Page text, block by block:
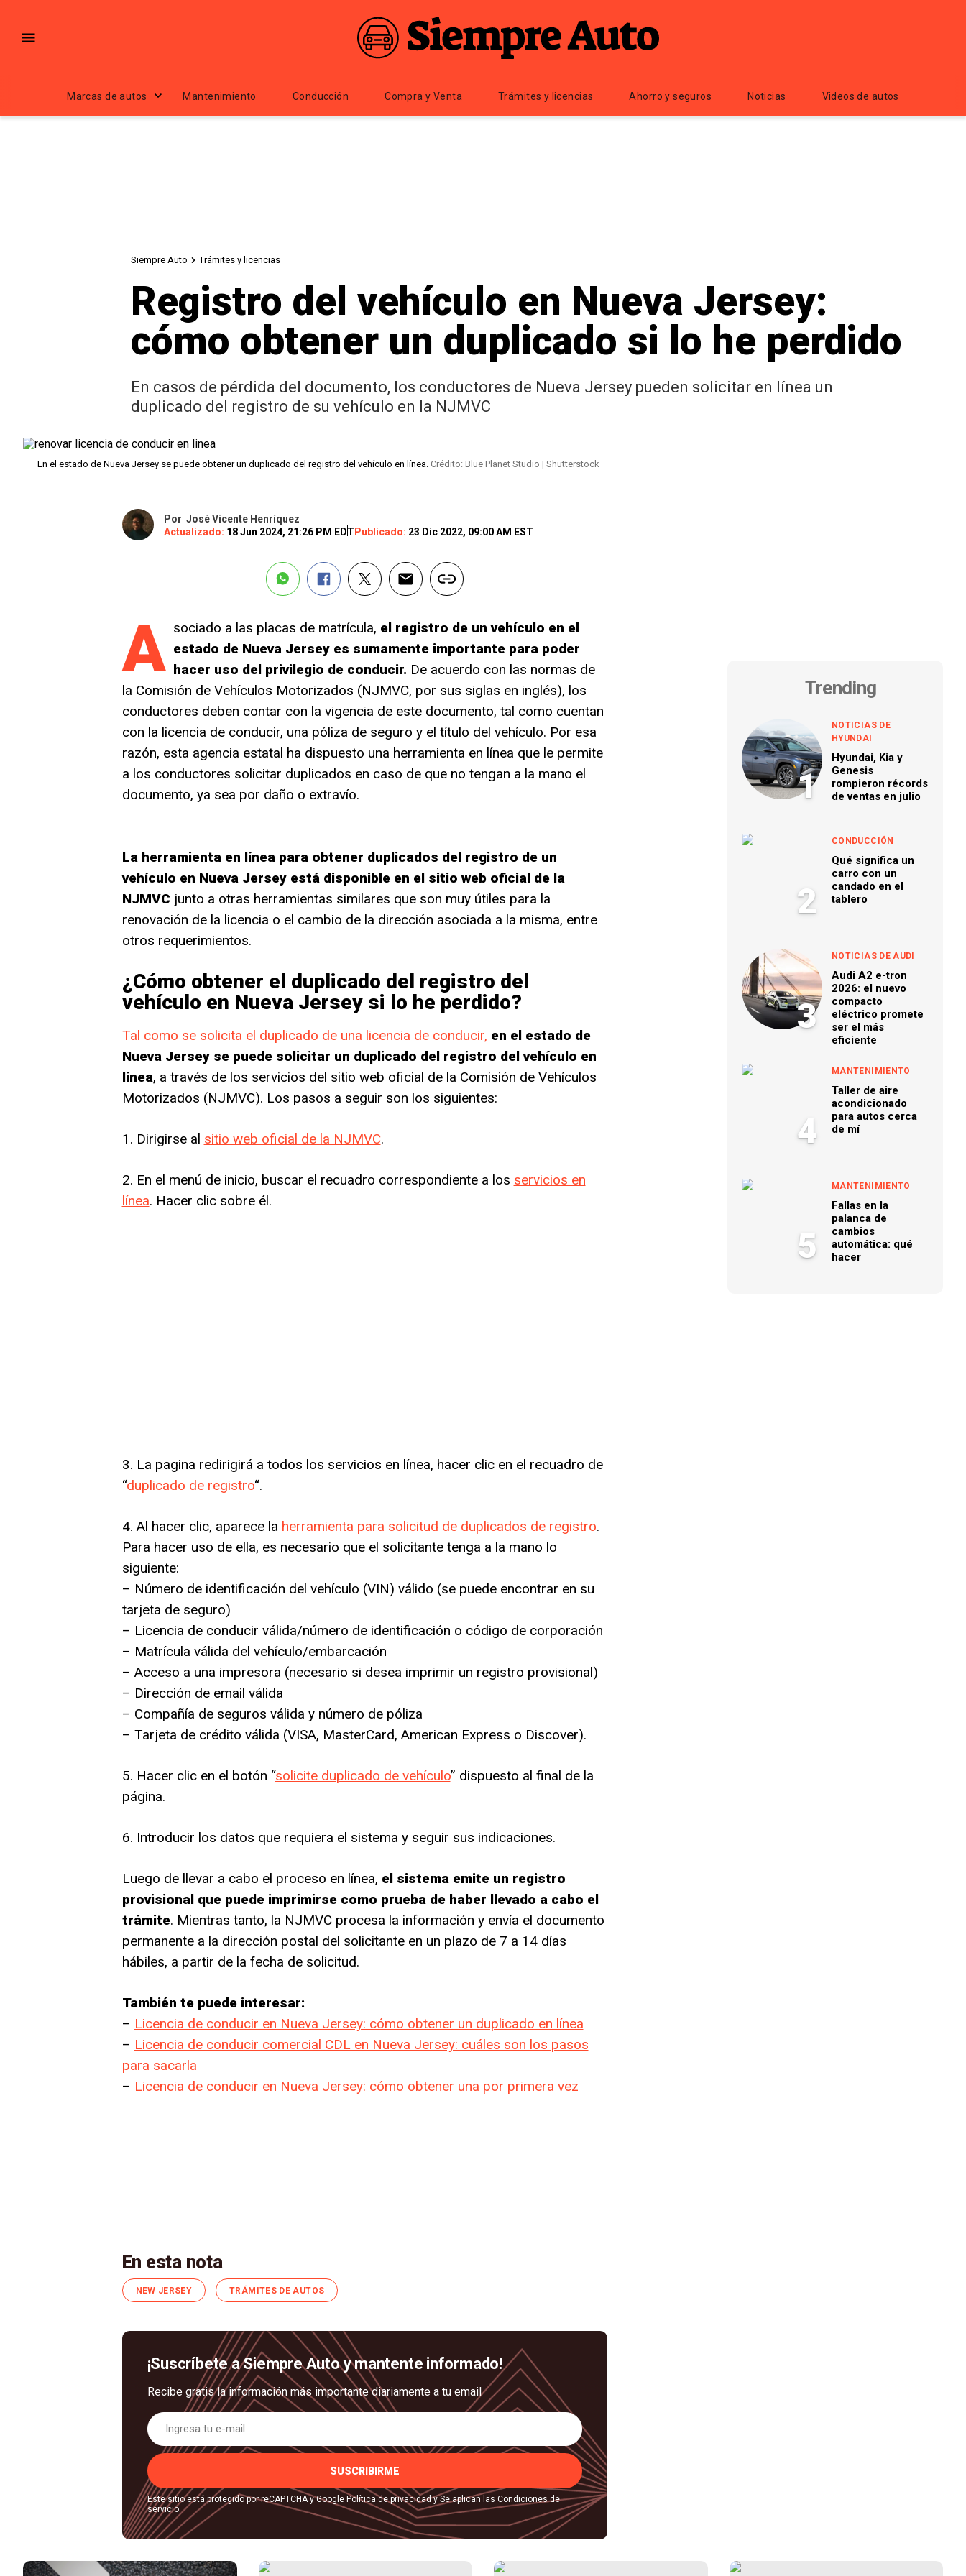
Marcas de autos Mantenimiento Conducción Compra y Venta Trámites y licencias Ahorro y seguros Noticias Videos de autos
Siempre Auto Trámites y licencias
Registro del vehículo en Nueva Jersey:
cómo obtener un duplicado si lo he perdido
En casos de pérdida del documento, los conductores de Nueva Jersey pueden solicitar en línea un
duplicado del registro de su vehículo en la NJMVC
En el estado de Nueva Jersey se puede obtener un duplicado del registro del vehículo en línea. Crédito: Blue Planet Studio | Shutterstock
Por José Vicente Henríquez
Actualizado: 18 Jun 2024, 21:26 PM EDT Publicado: 23 Dic 2022, 09:00 AM EST
A sociado a las placas de matrícula, el registro de un vehículo en el
estado de Nueva Jersey es sumamente importante para poder
hacer uso del privilegio de conducir. De acuerdo con las normas de
la Comisión de Vehículos Motorizados (NJMVC, por sus siglas en inglés), los
conductores deben contar con la vigencia de este documento, tal como cuentan
con la licencia de conducir, una póliza de seguro y el título del vehículo. Por esa
razón, esta agencia estatal ha dispuesto una herramienta en línea que le permite
a los conductores solicitar duplicados en caso de que no tengan a la mano el
documento, ya sea por daño o extravío.
La herramienta en línea para obtener duplicados del registro de un
vehículo en Nueva Jersey está disponible en el sitio web oficial de la
NJMVC junto a otras herramientas similares que son muy útiles para la
renovación de la licencia o el cambio de la dirección asociada a la misma, entre
otros requerimientos.
¿Cómo obtener el duplicado del registro del
vehículo en Nueva Jersey si lo he perdido?
Tal como se solicita el duplicado de una licencia de conducir, en el estado de
Nueva Jersey se puede solicitar un duplicado del registro del vehículo en
línea, a través de los servicios del sitio web oficial de la Comisión de Vehículos
Motorizados (NJMVC). Los pasos a seguir son los siguientes:
1. Dirigirse al sitio web oficial de la NJMVC.
2. En el menú de inicio, buscar el recuadro correspondiente a los servicios en
línea. Hacer clic sobre él.
3. La pagina redirigirá a todos los servicios en línea, hacer clic en el recuadro de
“duplicado de registro“.
4. Al hacer clic, aparece la herramienta para solicitud de duplicados de registro.
Para hacer uso de ella, es necesario que el solicitante tenga a la mano lo
siguiente:
– Número de identificación del vehículo (VIN) válido (se puede encontrar en su
tarjeta de seguro)
– Licencia de conducir válida/número de identificación o código de corporación
– Matrícula válida del vehículo/embarcación
– Acceso a una impresora (necesario si desea imprimir un registro provisional)
– Dirección de email válida
– Compañía de seguros válida y número de póliza
– Tarjeta de crédito válida (VISA, MasterCard, American Express o Discover).
5. Hacer clic en el botón “solicite duplicado de vehículo” dispuesto al final de la
página.
6. Introducir los datos que requiera el sistema y seguir sus indicaciones.
Luego de llevar a cabo el proceso en línea, el sistema emite un registro
provisional que puede imprimirse como prueba de haber llevado a cabo el
trámite. Mientras tanto, la NJMVC procesa la información y envía el documento
permanente a la dirección postal del solicitante en un plazo de 7 a 14 días
hábiles, a partir de la fecha de solicitud.
También te puede interesar:
– Licencia de conducir en Nueva Jersey: cómo obtener un duplicado en línea
– Licencia de conducir comercial CDL en Nueva Jersey: cuáles son los pasos
para sacarla
– Licencia de conducir en Nueva Jersey: cómo obtener una por primera vez
En esta nota
NEW JERSEY TRÁMITES DE AUTOS
¡Suscríbete a Siempre Auto y mantente informado!
Recibe gratis la información más importante diariamente a tu email
SUSCRIBIRME
Este sitio está protegido por reCAPTCHA y Google Política de privacidady Se aplican las Condiciones de
servicio.
Trending
1
NOTICIAS DE
HYUNDAI
Hyundai, Kia y
Genesis
rompieron récords
de ventas en julio
2
CONDUCCIÓN
Qué significa un
carro con un
candado en el
tablero
3
NOTICIAS DE AUDI
Audi A2 e-tron
2026: el nuevo
compacto
eléctrico promete
ser el más
eficiente
4
MANTENIMIENTO
Taller de aire
acondicionado
para autos cerca
de mí
5
MANTENIMIENTO
Fallas en la
palanca de
cambios
automática: qué
hacer